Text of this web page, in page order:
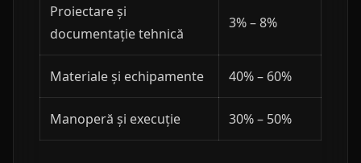
Proiectare și
documentație tehnică
3% – 8%
Materiale și echipamente 40% – 60%
Manoperă și execuție 30% – 50%